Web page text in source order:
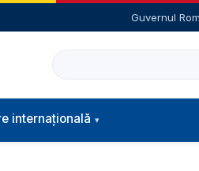
Guvernul
Caută
internațională